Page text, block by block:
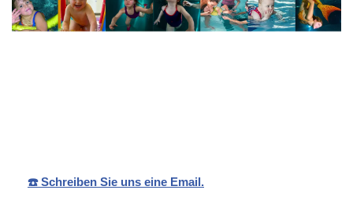
☎️ Schreiben Sie uns eine Email.